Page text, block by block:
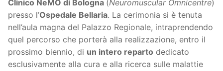
Clinico NeMO di Bologna (Neuromuscular Omnicentre)
presso l’Ospedale Bellaria. La cerimonia si è tenuta
nell’aula magna del Palazzo Regionale, intraprendendo
quel percorso che porterà alla realizzazione, entro il
prossimo biennio, di un intero reparto dedicato
esclusivamente alla cura e alla ricerca sulle malattie